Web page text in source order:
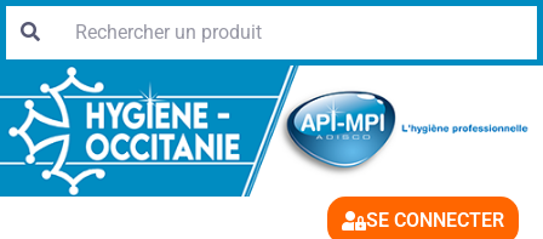
SE CONNECTER